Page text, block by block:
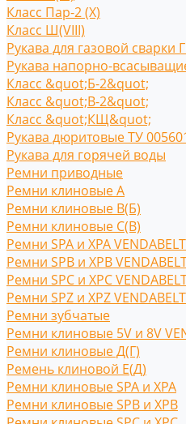
Класс Пар-2 (X)
Класс Ш(VIII)
Рукава для газовой сварки
Рукава напорно-
Класс &quot;Б-2&quot;
Класс &quot;В-2&quot;
Класс &quot;КЩ&quot;
Рукава дюритовые ТУ
Рукава для горячей воды
Ремни приводные
Ремни клиновые A
Ремни клиновые В(Б)
Ремни клиновые С(B)
Ремни SPA и XPA
Ремни SPB и XPB
Ремни SPC и XPC
Ремни SPZ и XPZ
Ремни зубчатые
Ремни клиновые 5V и 8V
Ремни клиновые Д(Г)
Ремень клиновой Е(Д)
Ремни клиновые SPA и XPA
Ремни клиновые SPB и XPB